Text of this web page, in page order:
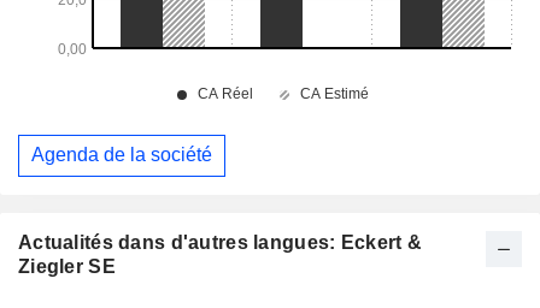
Actualités dans d'autres langues: Eckert &
Ziegler SE
Agenda de la société